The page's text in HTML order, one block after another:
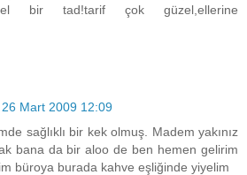
bir tad!tarif çok güzel,ellerine
26 Mart 2009 12:09
sağlıklı bir kek olmuş. Madem yakınız
bana da bir aloo de ben hemen gelirim
büroya burada kahve eşliğinde yiyelim